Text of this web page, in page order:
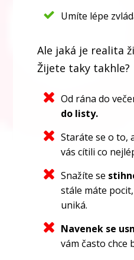
Umíte lépe
Ale jaká je realita
Žijete taky takhle?
Od rána do
do listy.
Staráte se o to,
vás cítili co
Snažíte se
stále máte
uniká.
Navenek se
vám často chce